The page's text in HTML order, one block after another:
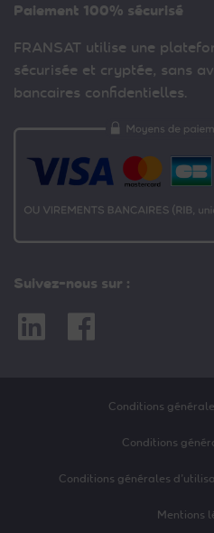
Paiement 100% sécurisé
FRANSAT utilise une
sécurisée et cryptée, sans
bancaires confidentielles.
Suivez-nous sur :
LinkedinFacebook
Conditions
Conditions
Conditions générales
Mentions